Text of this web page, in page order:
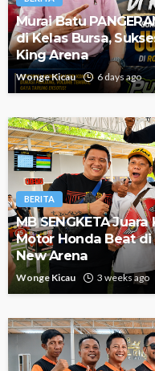
Murai Batu
di Kelas Bursa,
King Arena
Wonge Kicau 6 days ago
BERITA
MB SENGKETA
Motor Honda Beat di
New Arena
Wonge Kicau 3 weeks ago